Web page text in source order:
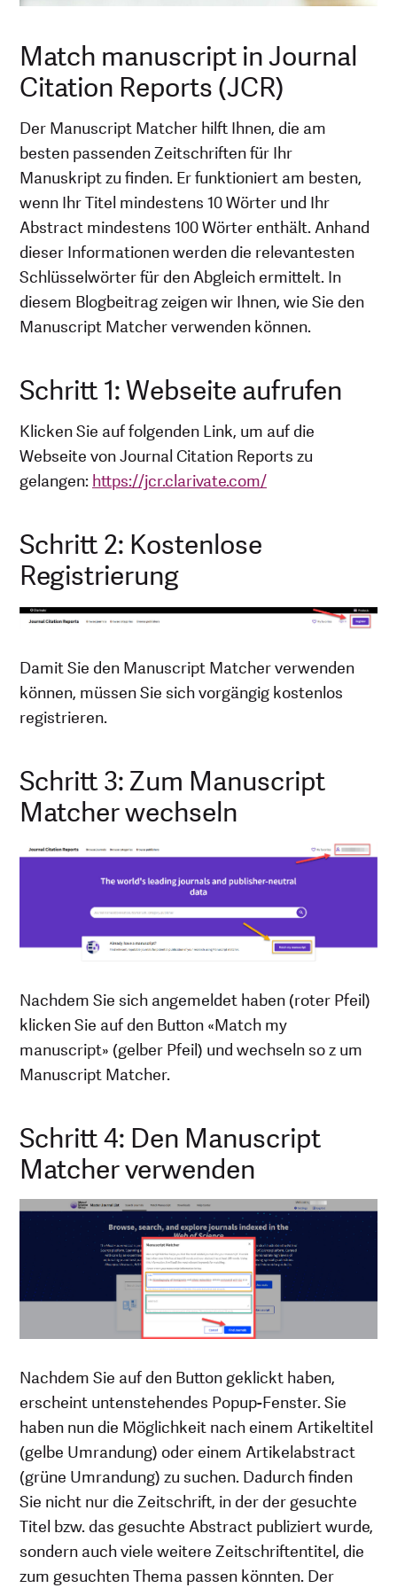
Match manuscript in Journal
Citation Reports (JCR)
Der Manuscript Matcher hilft Ihnen, die am
besten passenden Zeitschriften für Ihr
Manuskript zu finden. Er funktioniert am besten,
wenn Ihr Titel mindestens 10 Wörter und Ihr
Abstract mindestens 100 Wörter enthält. Anhand
dieser Informationen werden die relevantesten
Schlüsselwörter für den Abgleich ermittelt. In
diesem Blogbeitrag zeigen wir Ihnen, wie Sie den
Manuscript Matcher verwenden können.
Schritt 1: Webseite aufrufen
Klicken Sie auf folgenden Link, um auf die
Webseite von Journal Citation Reports zu
gelangen:https://jcr.clarivate.com/
Schritt 2: Kostenlose
Registrierung
Damit Sie den Manuscript Matcher verwenden
können, müssen Sie sich vorgängig kostenlos
registrieren.
Schritt 3: Zum Manuscript
Matcher wechseln
Nachdem Sie sich angemeldet haben (roter Pfeil)
klicken Sie auf den Button «Match my
manuscript» (gelber Pfeil) und wechseln so z um
Manuscript Matcher.
Schritt 4: Den Manuscript
Matcher verwenden
Nachdem Sie auf den Button geklickt haben,
erscheint untenstehendes Popup-Fenster. Sie
haben nun die Möglichkeit nach einem Artikeltitel
(gelbe Umrandung) oder einem Artikelabstract
(grüne Umrandung) zu suchen. Dadurch finden
Sie nicht nur die Zeitschrift, in der der gesuchte
Titel bzw. das gesuchte Abstract publiziert wurde,
sondern auch viele weitere Zeitschriftentitel, die
zum gesuchten Thema passen könnten. Der